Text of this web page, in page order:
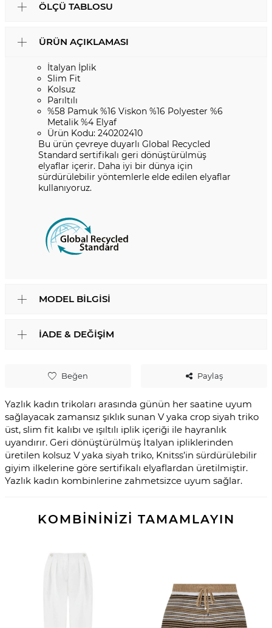
Beğen Paylaş
Yazlık kadın trikoları arasında günün her saatine uyum
sağlayacak zamansız şıklık sunan V yaka crop siyah triko
üst, slim fit kalıbı ve ışıltılı iplik içeriği ile hayranlık
uyandırır. Geri dönüştürülmüş İtalyan ipliklerinden
üretilen kolsuz V yaka siyah triko, Knitss’in sürdürülebilir
giyim ilkelerine göre sertifikalı elyaflardan üretilmiştir.
Yazlık kadın kombinlerine zahmetsizce uyum sağlar.
ÖLÇÜ TABLOSU
ÜRÜN AÇIKLAMASI
İtalyan İplik
Slim Fit
Kolsuz
Parıltılı
%58 Pamuk %16 Viskon %16 Polyester %6
Metalik %4 Elyaf
Ürün Kodu: 240202410
Bu ürün çevreye duyarlı Global Recycled
Standard sertifikalı geri dönüştürülmüş
elyaflar içerir. Daha iyi bir dünya için
sürdürülebilir yöntemlerle elde edilen elyaflar
kullanıyoruz.
MODEL BILGISI
İADE & DEĞIŞIM
KOMBİNİNİZİ TAMAMLAYIN